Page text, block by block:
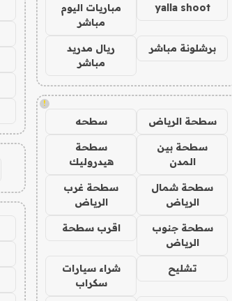
yalla shoot
مباريات اليوم
مباشر
برشلونة مباشر
ريال مدريد
مباشر
!
سطحة الرياض سطحه
سطحة بين
المدن
سطحة
هيدروليك
سطحة شمال
الرياض
سطحة غرب
الرياض
سطحة جنوب
الرياض
اقرب سطحة
تشليح
شراء سيارات
سكراب